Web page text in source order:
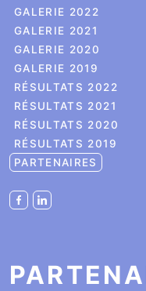
GALERIE 2022
GALERIE 2021
GALERIE 2020
GALERIE 2019
RÉSULTATS 2022
RÉSULTATS 2021
RÉSULTATS 2020
RÉSULTATS 2019
PARTENAIRES